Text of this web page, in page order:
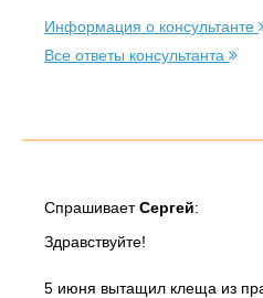
Информация о консультанте
Все ответы консультанта
СпрашиваетСергей:
Здравствуйте!
5 июня вытащил клеща из